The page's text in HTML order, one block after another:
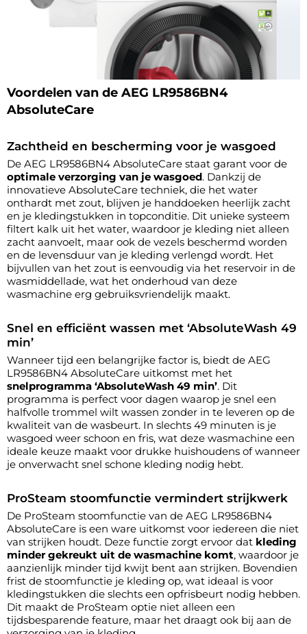
Voordelen van de AEG LR9586BN4
AbsoluteCare
Zachtheid en bescherming voor je wasgoed
De AEG LR9586BN4 AbsoluteCare staat garant voor de
optimale verzorging van je wasgoed. Dankzij de
innovatieve AbsoluteCare techniek, die het water
onthardt met zout, blijven je handdoeken heerlijk zacht
en je kledingstukken in topconditie. Dit unieke systeem
filtert kalk uit het water, waardoor je kleding niet alleen
zacht aanvoelt, maar ook de vezels beschermd worden
en de levensduur van je kleding verlengd wordt. Het
bijvullen van het zout is eenvoudig via het reservoir in de
wasmiddellade, wat het onderhoud van deze
wasmachine erg gebruiksvriendelijk maakt.
Snel en efficiënt wassen met ‘AbsoluteWash 49
min’
Wanneer tijd een belangrijke factor is, biedt de AEG
LR9586BN4 AbsoluteCare uitkomst met het
snelprogramma ‘AbsoluteWash 49 min’. Dit
programma is perfect voor dagen waarop je snel een
halfvolle trommel wilt wassen zonder in te leveren op de
kwaliteit van de wasbeurt. In slechts 49 minuten is je
wasgoed weer schoon en fris, wat deze wasmachine een
ideale keuze maakt voor drukke huishoudens of wanneer
je onverwacht snel schone kleding nodig hebt.
ProSteam stoomfunctie vermindert strijkwerk
De ProSteam stoomfunctie van de AEG LR9586BN4
AbsoluteCare is een ware uitkomst voor iedereen die niet
van strijken houdt. Deze functie zorgt ervoor dat kleding
minder gekreukt uit de wasmachine komt, waardoor je
aanzienlijk minder tijd kwijt bent aan strijken. Bovendien
frist de stoomfunctie je kleding op, wat ideaal is voor
kledingstukken die slechts een opfrisbeurt nodig hebben.
Dit maakt de ProSteam optie niet alleen een
tijdsbesparende feature, maar het draagt ook bij aan de